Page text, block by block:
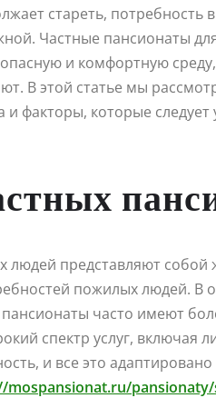
стареть,
Частные пансионаты
и комфортную
В этой статье мы
факторы, которые
людей представляют
пожилых людей. В
часто имеют
спектр услуг, включая
и все это
mospansionat.ru/